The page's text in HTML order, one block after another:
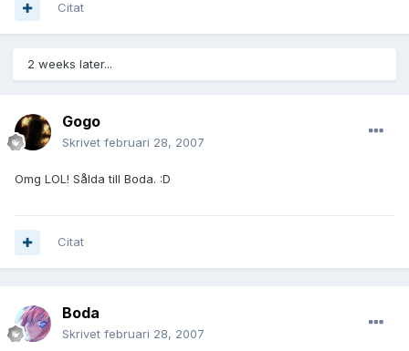
Citat
2 weeks later...
Gogo
Skrivet februari 28, 2007
Omg LOL! Sålda till Boda. :D
Citat
Boda
Skrivet februari 28, 2007